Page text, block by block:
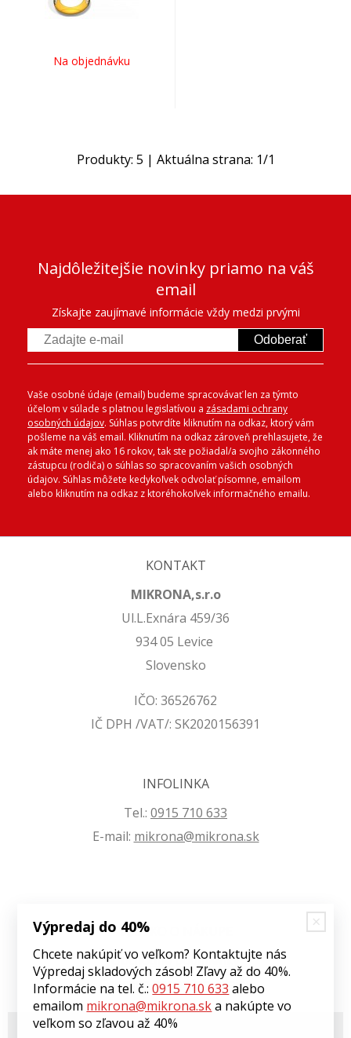
Na objednávku
Produkty: 5 | Aktuálna strana: 1/1
Najdôležitejšie novinky priamo na váš
email
Získajte zaujímavé informácie vždy medzi prvými
Odoberať
Vaše osobné údaje (email) budeme spracovávať len za týmto
účelom v súlade s platnou legislatívou a zásadami ochrany
osobných údajov. Súhlas potvrdíte kliknutím na odkaz, ktorý vám
pošleme na váš email. Kliknutím na odkaz zároveň prehlasujete, že
ak máte menej ako 16 rokov, tak ste požiadal/a svojho zákonného
zástupcu (rodiča) o súhlas so spracovaním vašich osobných
údajov. Súhlas môžete kedykoľvek odvolať písomne, emailom
alebo kliknutím na odkaz z ktoréhokoľvek informačného emailu.
KONTAKT
MIKRONA,s.r.o
Ul.L.Exnára 459/36
934 05 Levice
Slovensko
IČO: 36526762
IČ DPH /VAT/: SK2020156391
INFOLINKA
Tel.: 0915 710 633
E-mail: mikrona@mikrona.sk
VŠETKO O NÁKUPE
Obchodné podmienky
Ochrana osobných údajov
© 2026 Môj eshop •tvorba eshopu cez UNIobchod
Výpredaj do 40%
Chcete nakúpiť vo veľkom? Kontaktujte nás
Výpredaj skladových zásob! Zľavy až do 40%.
Informácie na tel. č.:0915 710 633 alebo
emailom mikrona@mikrona.ska nakúpte vo
veľkom so zľavou až 40%